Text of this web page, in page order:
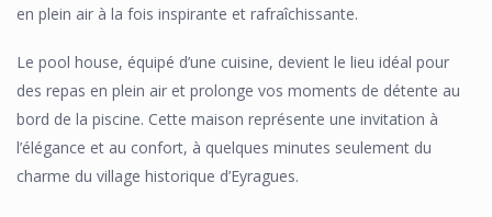
en plein air à la fois inspirante et rafraîchissante.
Le pool house, équipé d’une cuisine, devient le lieu idéal pour
des repas en plein air et prolonge vos moments de détente au
bord de la piscine. Cette maison représente une invitation à
l’élégance et au confort, à quelques minutes seulement du
charme du village historique d’Eyragues.